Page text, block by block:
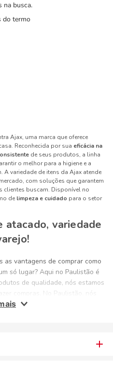
na busca.
do termo
Ajax, uma marca que oferece
Reconhecida por sua eficácia na
de seus produtos, a linha
o melhor para a higiene e a
A variedade de itens da Ajax atende
com soluções que garantem
clientes buscam. Disponível no
de limpeza e cuidado para o setor
atacado, variedade
as vantagens de comprar como
só lugar? Aqui no Paulistão é
de qualidade, nós estamos
compras. No Paulistão, nós
complicação. Basta chegar,
sabia que com o Nosso